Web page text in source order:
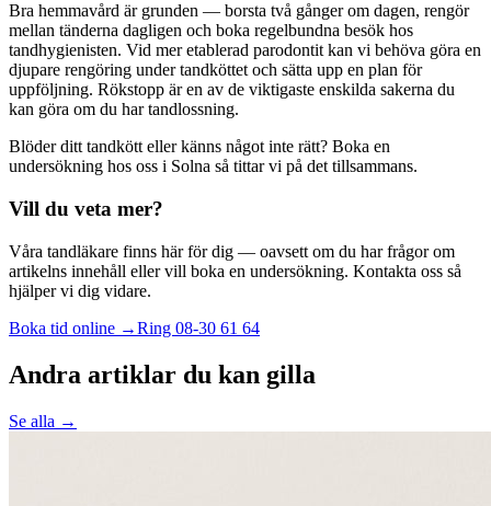
Bra hemmavård är grunden — borsta två gånger om dagen, rengör
mellan tänderna dagligen och boka regelbundna besök hos
tandhygienisten. Vid mer etablerad parodontit kan vi behöva göra en
djupare rengöring under tandköttet och sätta upp en plan för
uppföljning. Rökstopp är en av de viktigaste enskilda sakerna du
kan göra om du har tandlossning.
Blöder ditt tandkött eller känns något inte rätt? Boka en
undersökning hos oss i Solna så tittar vi på det tillsammans.
Vill du veta mer?
Våra tandläkare finns här för dig — oavsett om du har frågor om
artikelns innehåll eller vill boka en undersökning. Kontakta oss så
hjälper vi dig vidare.
Boka tid online →Ring 08-30 61 64
Andra artiklar du kan gilla
Se alla →